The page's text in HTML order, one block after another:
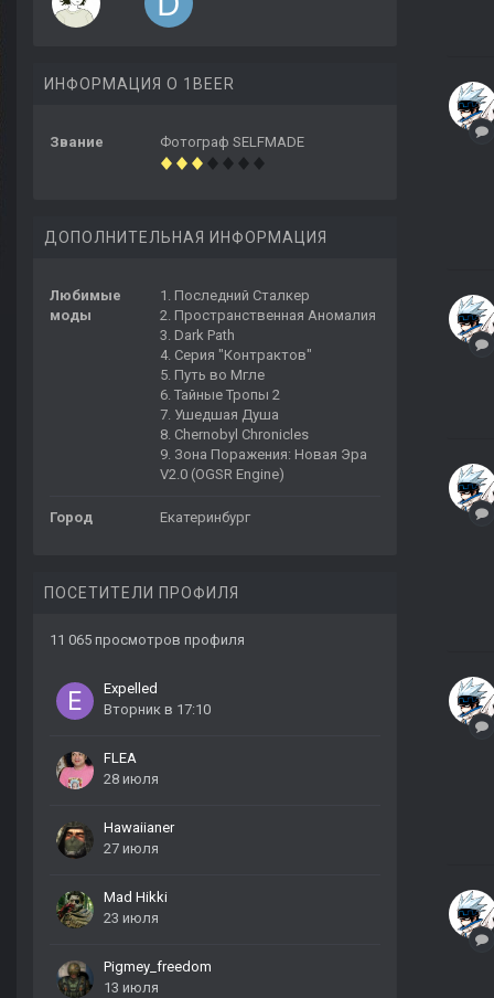
ИНФОРМАЦИЯ О 1BEER
Звание Фотограф SELFMADE
ДОПОЛНИТЕЛЬНАЯ ИНФОРМАЦИЯ
Любимые
моды
1. Последний Сталкер
2. Пространственная Аномалия
3. Dark Path
4. Серия "Контрактов"
5. Путь во Мгле
6. Тайные Тропы 2
7. Ушедшая Душа
8. Chernobyl Chronicles
9. Зона Поражения: Новая Эра
V2.0 (OGSR Engine)
Город Екатеринбург
ПОСЕТИТЕЛИ ПРОФИЛЯ
11 065 просмотров профиля
Expelled
Вторник в 17:10
FLEA
28 июля
Hawaiianer
27 июля
Mad Hikki
23 июля
Pigmey_freedom
13 июля